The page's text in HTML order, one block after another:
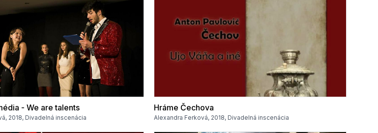
- We are talents
2018, Divadelná inscenácia
Hráme Čechova
Alexandra Ferková, 2018, Divadelná inscenácia